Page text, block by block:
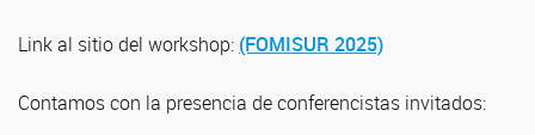
Link al sitio del workshop: (FOMISUR 2025)
Contamos con la presencia de conferencistas invitados: